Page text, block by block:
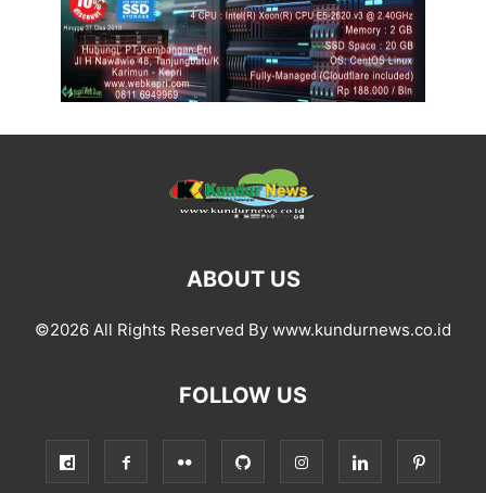
ABOUT US
©2026 All Rights Reserved By www.kundurnews.co.id
FOLLOW US